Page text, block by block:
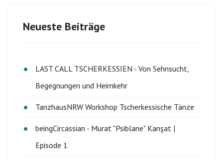
Neueste Beiträge
LAST CALL TSCHERKESSIEN - Von Sehnsucht,
Begegnungen und Heimkehr
TanzhausNRW Workshop Tscherkessische Tänze
beingCircassian - Murat "Psiblane" Kanşat |
Episode 1